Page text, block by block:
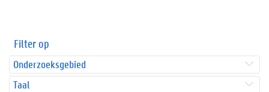
Filter op
Onderzoeksgebied
Taal